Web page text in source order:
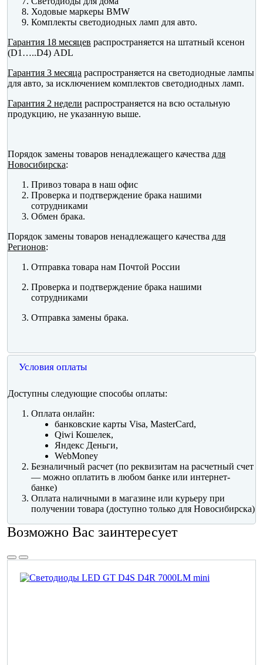
Ходовые маркеры BMW
Комплекты светодиодных ламп для авто.
Гарантия 18 месяцев распространяется на штатный ксенон
(D1…..D4) ADL
Гарантия 3 месяца распространяется на светодиодные лампы
для авто, за исключением комплектов светодиодных ламп.
Гарантия 2 недели распространяется на всю остальную
продукцию, не указанную выше.
Порядок замены товаров ненадлежащего качества для
Новосибирска:
Привоз товара в наш офис
Проверка и подтверждение брака нашими
сотрудниками
Обмен брака.
Порядок замены товаров ненадлежащего качества для
Регионов:
Отправка товара нам Почтой России
Проверка и подтверждение брака нашими
сотрудниками
Отправка замены брака.
Условия оплаты
Доступны следующие способы оплаты:
Оплата онлайн:
банковские карты Visa, MasterCard,
Qiwi Кошелек,
Яндекс Деньги,
WebMoney
Безналичный расчет (по реквизитам на расчетный счет
— можно оплатить в любом банке или интернет-
банке)
Оплата наличными в магазине или курьеру при
получении товара (доступно только для Новосибирска)
Возможно Вас заинтересует